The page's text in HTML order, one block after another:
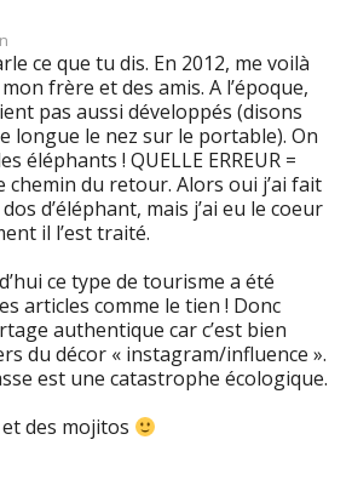
ce que tu dis. En 2012, me voilà
frère et des amis. A l’époque,
pas aussi développés (disons
longue le nez sur le portable). On
éléphants ! QUELLE ERREUR =
chemin du retour. Alors oui j’ai fait
d’éléphant, mais j’ai eu le coeur
il l’est traité.
ce type de tourisme a été
articles comme le tien ! Donc
authentique car c’est bien
du décor « instagram/influence ».
est une catastrophe écologique.
des mojitos